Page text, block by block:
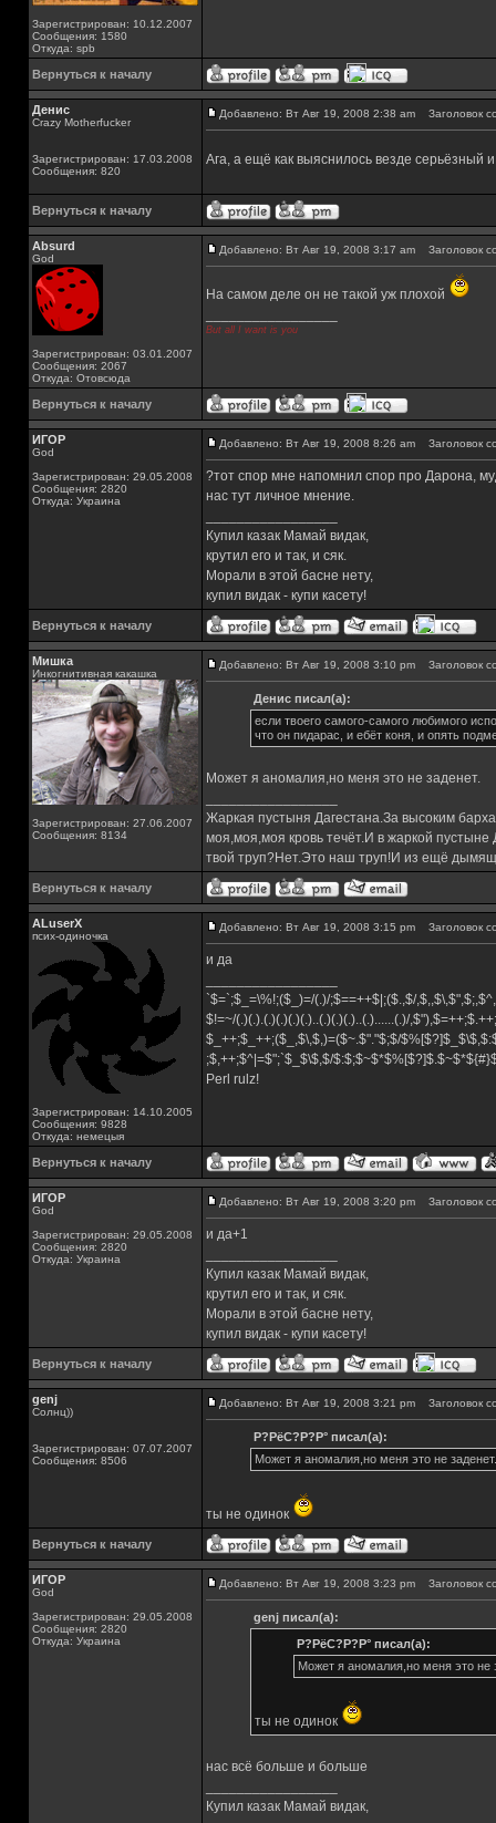
Зарегистрирован: 10.12.2007
Сообщения: 1580
Откуда: spb
Вернуться к началу
Денис
Crazy Motherfucker
Зарегистрирован: 17.03.2008
Сообщения: 820
Добавлено: Вт Авг 19, 2008 2:38 am Заголовок
Ага, а ещё как выяснилось везде серьёзный
Вернуться к началу
Absurd
God
Зарегистрирован: 03.01.2007
Сообщения: 2067
Откуда: Отовсюда
Добавлено: Вт Авг 19, 2008 3:17 am Заголовок
На самом деле он не такой уж плохой
But all I want is you
Вернуться к началу
ИГОР
God
Зарегистрирован: 29.05.2008
Сообщения: 2820
Откуда: Украина
Добавлено: Вт Авг 19, 2008 8:26 am Заголовок
?тот спор мне напомнил спор про Дарона,
нас тут личное мнение.
Купил казак Мамай видак,
крутил его и так, и сяк.
Морали в этой басне нету,
купил видак - купи касету!
Вернуться к началу
Мишка
Инкогнитивная какашка
Зарегистрирован: 27.06.2007
Сообщения: 8134
Добавлено: Вт Авг 19, 2008 3:10 pm Заголовок
Денис писал(а):
если твоего самого-самого любимого
что он пидарас, и ебёт коня, и опять
Может я аномалия,но меня это не заденет.
Жаркая пустыня Дагестана.За высоким
моя,моя,моя кровь течёт.И в жаркой
твой труп?Нет.Это наш труп!И из ещё
Вернуться к началу
ALuserX
псих-одиночка
Зарегистрирован: 14.10.2005
Сообщения: 9828
Откуда: немецыя
Добавлено: Вт Авг 19, 2008 3:15 pm Заголовок
и да
`$=`;$_=\%!;($_)=/(.)/;$==++$|;($.,$/
$!=~/(.)(.).(.)(.)(.)(.)..(.)(.)(.)..(.)......(.)/
$_++;$_++;($_,$\,$,)=($~.$"."$;$/
;$,++;$^|=$";`$_$\$,$/
Perl rulz!
Вернуться к началу
ИГОР
God
Зарегистрирован: 29.05.2008
Сообщения: 2820
Откуда: Украина
Добавлено: Вт Авг 19, 2008 3:20 pm Заголовок
и да+1
Купил казак Мамай видак,
крутил его и так, и сяк.
Морали в этой басне нету,
купил видак - купи касету!
Вернуться к началу
genj
Солнц))
Зарегистрирован: 07.07.2007
Сообщения: 8506
Добавлено: Вт Авг 19, 2008 3:21 pm Заголовок
Р?РёС?Р?Р° писал(а):
Может я аномалия,но меня это не заденет.
ты не одинок
Вернуться к началу
ИГОР
God
Зарегистрирован: 29.05.2008
Сообщения: 2820
Откуда: Украина
Добавлено: Вт Авг 19, 2008 3:23 pm Заголовок
genj писал(а):
Р?РёС?Р?Р° писал(а):
Может я аномалия,но меня это не
ты не одинок
нас всё больше и больше
Купил казак Мамай видак,